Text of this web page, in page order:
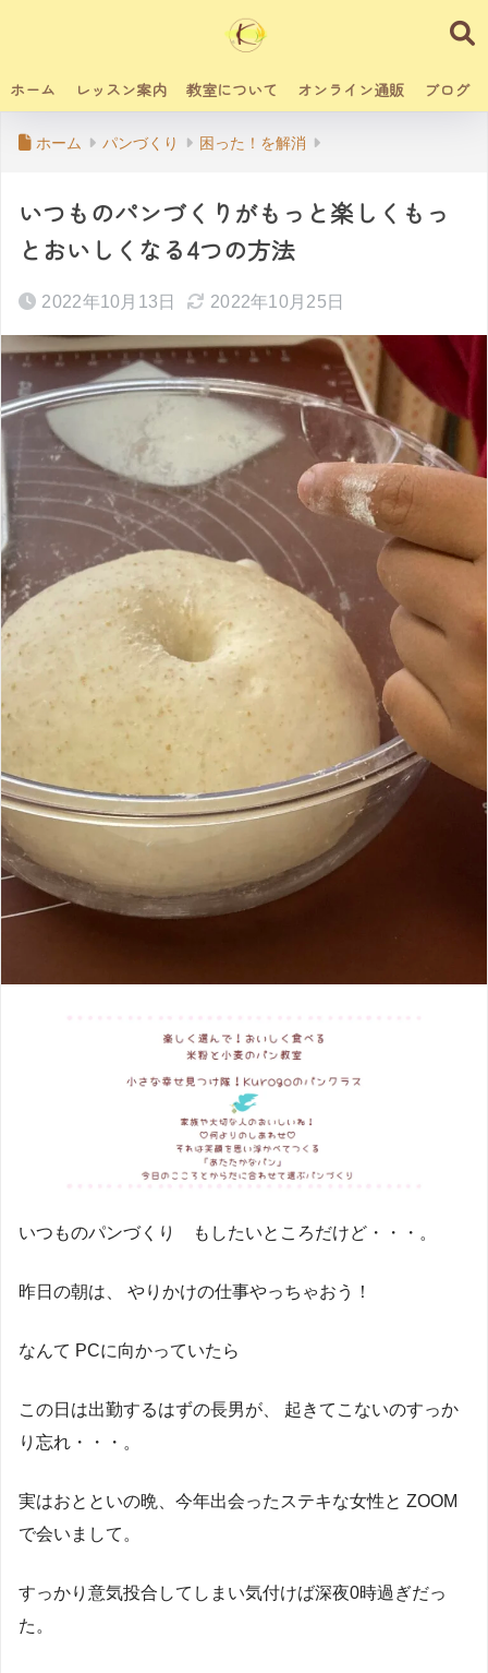
ホーム レッスン案内 教室について オンライン通販 ブログ
ホーム パンづくり 困った！を解消
いつものパンづくりがもっと楽しくもっ
とおいしくなる4つの方法
2022年10月13日 2022年10月25日
いつものパンづくり もしたいところだけど・・・。
昨日の朝は、 やりかけの仕事やっちゃおう！
なんて PCに向かっていたら
この日は出勤するはずの長男が、 起きてこないのすっか
り忘れ・・・。
実はおとといの晩、今年出会ったステキな女性と ZOOM
で会いまして。
すっかり意気投合してしまい気付けば深夜0時過ぎだっ
た。